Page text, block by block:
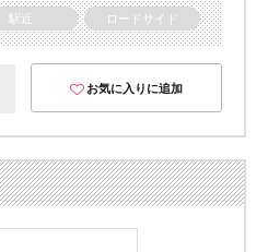
駅近 ロードサイド
お気に入りに追加